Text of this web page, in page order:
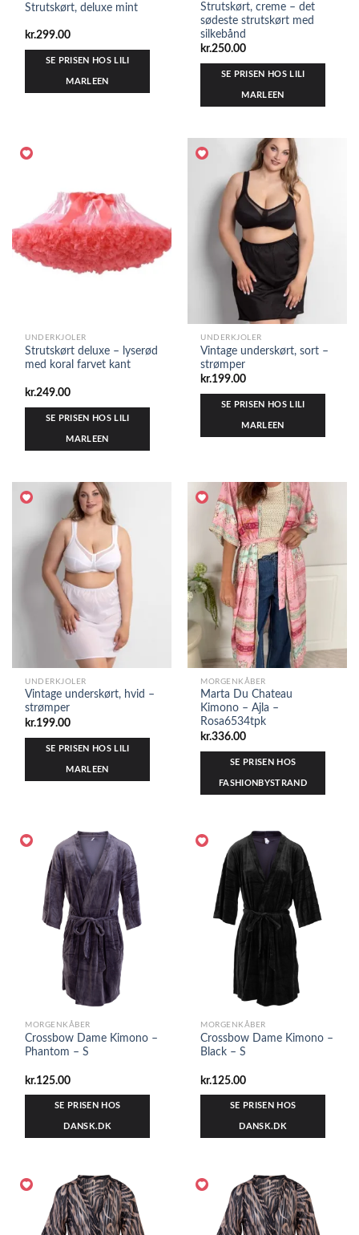
Strutskørt, deluxe mint
kr.299.00
SE PRISEN HOS LILI
MARLEEN
Strutskørt, creme – det
sødeste strutskørt med
silkebånd
kr.250.00
SE PRISEN HOS LILI
MARLEEN
UNDERKJOLER
Strutskørt deluxe – lyserød
med koral farvet kant
kr.249.00
SE PRISEN HOS LILI
MARLEEN
UNDERKJOLER
Vintage underskørt, sort –
strømper
kr.199.00
SE PRISEN HOS LILI
MARLEEN
UNDERKJOLER
Vintage underskørt, hvid –
strømper
kr.199.00
SE PRISEN HOS LILI
MARLEEN
MORGENKÅBER
Marta Du Chateau
Kimono – Ajla –
Rosa6534tpk
kr.336.00
SE PRISEN HOS
FASHIONBYSTRAND
MORGENKÅBER
Crossbow Dame Kimono –
Phantom – S
kr.125.00
SE PRISEN HOS
DANSK.DK
MORGENKÅBER
Crossbow Dame Kimono –
Black – S
kr.125.00
SE PRISEN HOS
DANSK.DK